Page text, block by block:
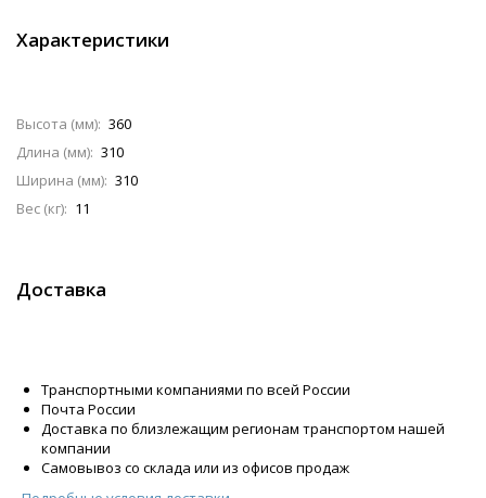
Характеристики
Высота (мм): 360
Длина (мм): 310
Ширина (мм): 310
Вес (кг): 11
Доставка
Транспортными компаниями по всей России
Почта России
Доставка по близлежащим регионам транспортом нашей
компании
Самовывоз со склада или из офисов продаж